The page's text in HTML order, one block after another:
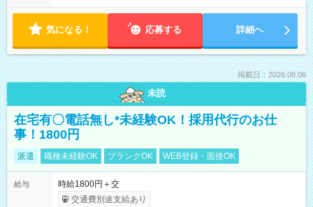
気になる！ 応募する 詳細へ
掲載日：2026.08.06
未読
在宅有〇電話無し*未経験OK！採用代行のお仕
事！1800円
派遣 職種未経験OK ブランクOK WEB登録・面接OK
給与
時給1800円＋交
交通費別途支給あり